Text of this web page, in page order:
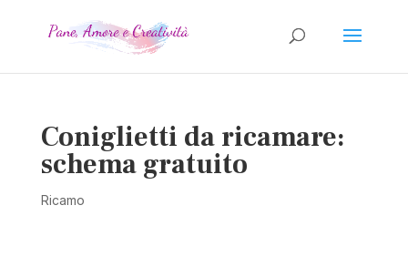
Coniglietti da ricamare:
schema gratuito
Ricamo